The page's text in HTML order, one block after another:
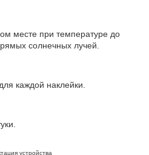
месте при температуре до
солнечных лучей.
каждой наклейки.
устройства